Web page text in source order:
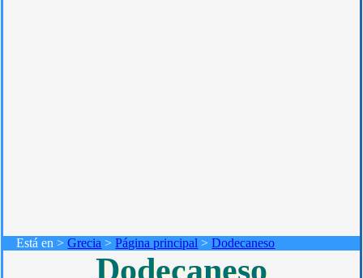
Está en >Grecia >Página principal >Dodecaneso
Dodecaneso